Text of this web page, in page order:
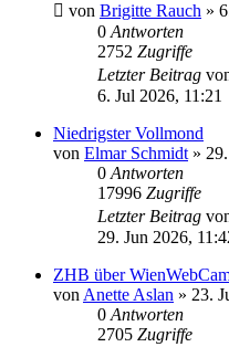
von Brigitte Rauch »
0 Antworten
2752 Zugriffe
Letzter Beitrag
6. Jul 2026, 11:21
Niedrigster Vollmond
von Elmar Schmidt »
0 Antworten
17996 Zugriffe
Letzter Beitrag
29. Jun 2026,
ZHB über
von Anette Aslan » 23.
0 Antworten
2705 Zugriffe